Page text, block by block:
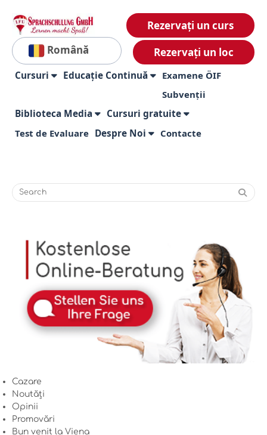
Română
Rezervați un curs
Rezervați un loc
Cursuri Educație Continuă
Examene ÖIF
Subvenții
Biblioteca Media Cursuri gratuite
Test de Evaluare Despre Noi Contacte
Cazare
Noutăți
Opinii
Promovări
Bun venit la Viena